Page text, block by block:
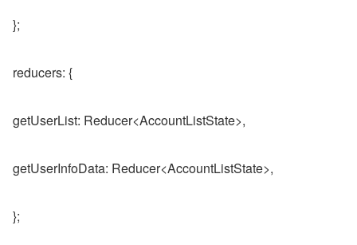
};
reducers: {
getUserList: Reducer<AccountListState>,
getUserInfoData: Reducer<AccountListState>,
};